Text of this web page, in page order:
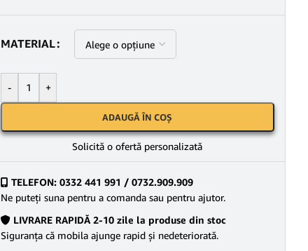
MATERIAL
- +
ADAUGĂ ÎN COȘ
Solicită o ofertă personalizată
TELEFON: 0332 441 991 / 0732.909.909
Ne puteţi suna pentru a comanda sau pentru ajutor.
LIVRARE RAPIDĂ 2-10 zile la produse din stoc
Siguranţa că mobila ajunge rapid şi nedeteriorată.